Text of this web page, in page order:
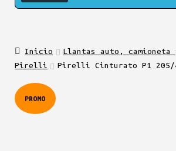
Inicio
Llantas auto, camioneta
Pirelli
Pirelli Cinturato P1 205/
PROMO